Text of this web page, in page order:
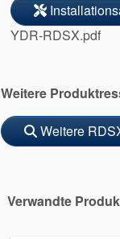
YDR-RDSX.pdf
Weitere
Weitere
Verwandte